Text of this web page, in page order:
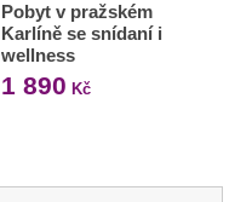
Pobyt v pražském
Karlíně se snídaní i
wellness
1 890 Kč